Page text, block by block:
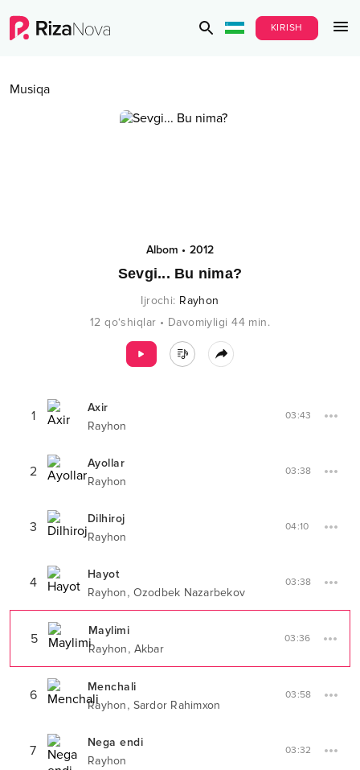
KIRISH
Musiqa
Albom • 2012
Sevgi... Bu nima?
Ijrochi: Rayhon
12 qo‘shiqlar • Davomiyligi 44 min.
1
Axir
Rayhon
03:43
2
Ayollar
Rayhon
03:38
3
Dilhiroj
Rayhon
04:10
4
Hayot
Rayhon, Ozodbek Nazarbekov
03:38
5
Maylimi
Rayhon, Akbar
03:36
6
Menchali
Rayhon, Sardor Rahimxon
03:58
7
Nega endi
Rayhon
03:32